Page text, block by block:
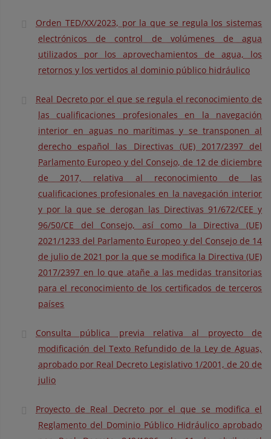
Orden TED/XX/2023, por la que se regula los sistemas
electrónicos de control de volúmenes de agua
utilizados por los aprovechamientos de agua, los
retornos y los vertidos al dominio público hidráulico
Real Decreto por el que se regula el reconocimiento de
las cualificaciones profesionales en la navegación
interior en aguas no marítimas y se transponen al
derecho español las Directivas (UE) 2017/2397 del
Parlamento Europeo y del Consejo, de 12 de diciembre
de 2017, relativa al reconocimiento de las
cualificaciones profesionales en la navegación interior
y por la que se derogan las Directivas 91/672/CEE y
96/50/CE del Consejo, así como la Directiva (UE)
2021/1233 del Parlamento Europeo y del Consejo de 14
de julio de 2021 por la que se modifica la Directiva (UE)
2017/2397 en lo que atañe a las medidas transitorias
para el reconocimiento de los certificados de terceros
países
Consulta pública previa relativa al proyecto de
modificación del Texto Refundido de la Ley de Aguas,
aprobado por Real Decreto Legislativo 1/2001, de 20 de
julio
Proyecto de Real Decreto por el que se modifica el
Reglamento del Dominio Público Hidráulico aprobado